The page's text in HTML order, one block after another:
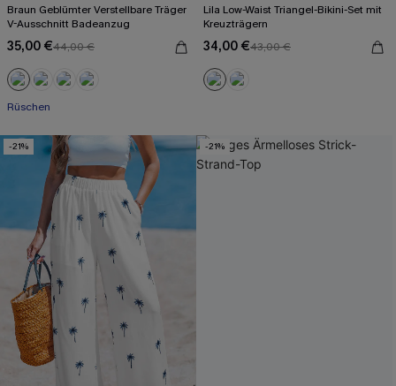
Braun Geblümter Verstellbare Träger
V-Ausschnitt Badeanzug
35,00 €44,00 €
Rüschen
Lila Low-Waist Triangel-Bikini-Set mit
Kreuzträgern
34,00 €43,00 €
-21% -21%